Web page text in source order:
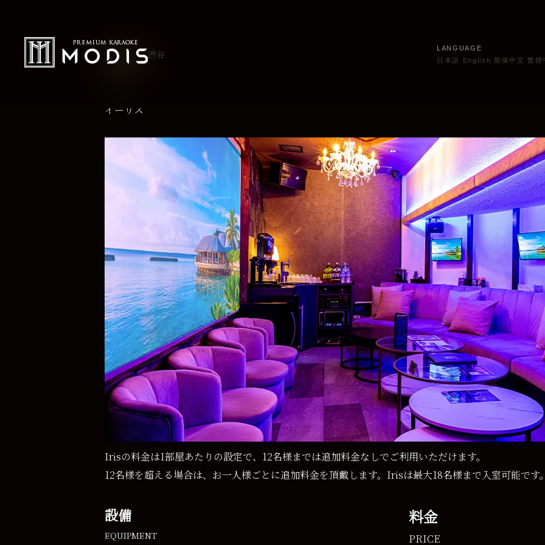
渋谷
LANGUAGE
日本語
English 简体中文 繁體
EX TYPE
イーリス
Irisの料金は1部屋あたりの設定で、12名様までは追加料金なしでご利用いただけます。
12名様を超える場合は、お一人様ごとに追加料金を頂戴します。Irisは最大18名様まで入室可能です
設備
EQUIPMENT
料金
PRICE